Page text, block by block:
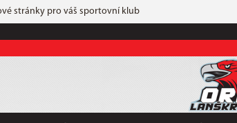
stránky pro váš sportovní klub